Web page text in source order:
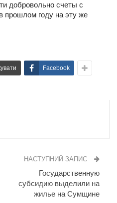
добровольно счеты с
прошлом году на эту же
Facebook
НАСТУПНИЙ ЗАПИС
Государственную
субсидию выделили на
жилье на Сумщине